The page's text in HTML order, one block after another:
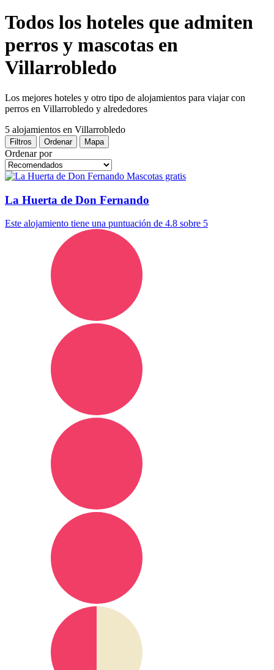
Todos los hoteles que admiten
perros y mascotas en
Villarrobledo
Los mejores hoteles y otro tipo de alojamientos para viajar con
perros en Villarrobledo y alrededores
5 alojamientos en Villarrobledo
Filtros Ordenar Mapa
Ordenar por
Mascotas gratis
La Huerta de Don Fernando
Este alojamiento tiene una puntuación de 4.8 sobre 5